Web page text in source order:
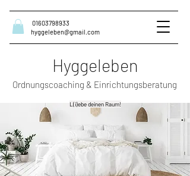
Ordnungscoaching & Einrichtungsberatung
Hyggeleben
01603798933
hyggeleben@gmail.com
L(i)ebe deinen Raum!